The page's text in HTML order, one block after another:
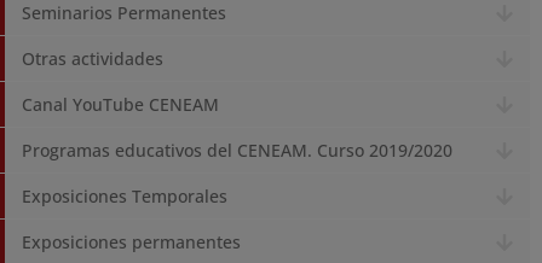
Seminarios Permanentes
Otras actividades
Canal YouTube CENEAM
Programas educativos del CENEAM. Curso 2019/2020
Exposiciones Temporales
Exposiciones permanentes